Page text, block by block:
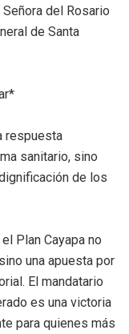
del Rosario
de Santa
respuesta
sanitario, sino
de los
Plan Cayapa no
una apuesta por
El mandatario
es una victoria
para quienes más